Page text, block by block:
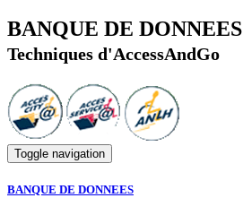
BANQUE DE DONNEES
Techniques d'AccessAndGo
Toggle navigation
BANQUE DE DONNEES